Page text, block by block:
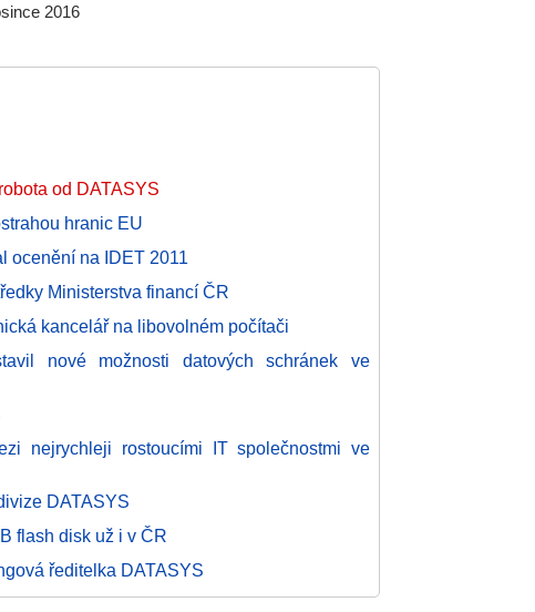
2016
od DATASYS
hranic EU
ocenění na IDET 2011
Ministerstva financí ČR
kancelář na libovolném počítači
nové možnosti datových schránek ve
nejrychleji rostoucími IT společnostmi ve
DATASYS
flash disk už i v ČR
ředitelka DATASYS